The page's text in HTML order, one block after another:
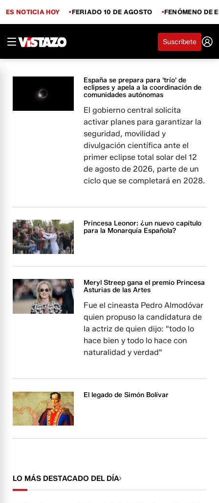
ES NOTICIA HOY FERIADO 10 DE AGOSTO FENÓMENO DE
Suscríbete
España se prepara para 'trío' de
eclipses y apela a la coordinación de
comunidades autónomas
El gobierno central solicita
activar planes para garantizar la
seguridad, movilidad y
divulgación científica ante el
primer eclipse total solar del 12
de agosto de 2026, parte de un
ciclo que se completará en 2028.
Princesa Leonor: ¿un nuevo capítulo
para la Monarquía Española?
Meryl Streep gana el premio Princesa
Asturias de las Artes
Fue el cineasta Pedro Almodóvar
quien propuso la candidatura de
la actriz de quien dijo: "todo lo
hace bien y todo lo hace con
naturalidad y verdad"
El legado de Simón Bolívar
LO MÁS DESTACADO DEL DÍA